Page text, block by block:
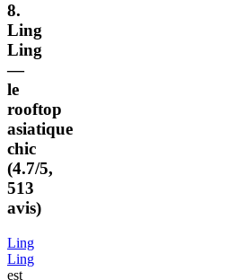
8.
Ling
Ling
—
le
rooftop
asiatique
chic
(4.7/5,
513
avis)
Ling
Ling
est